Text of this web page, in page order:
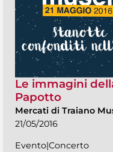
Le immagini
Papotto
Mercati di Traiano
21/05/2016
Evento|Concerto